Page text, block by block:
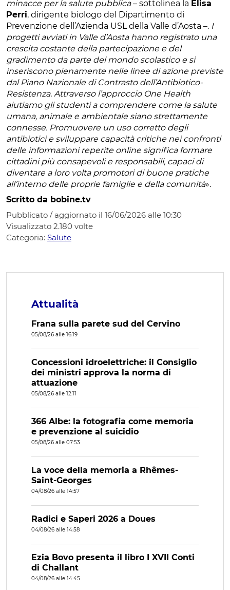
minacce per la salute pubblica– sottolinea la Elisa
Perri, dirigente biologo del Dipartimento di
Prevenzione dell’Azienda USL della Valle d’Aosta –. I
progetti avviati in Valle d’Aosta hanno registrato una
crescita costante della partecipazione e del
gradimento da parte del mondo scolastico e si
inseriscono pienamente nelle linee di azione previste
dal Piano Nazionale di Contrasto dell’Antibiotico-
Resistenza. Attraverso l’approccio One Health
aiutiamo gli studenti a comprendere come la salute
umana, animale e ambientale siano strettamente
connesse. Promuovere un uso corretto degli
antibiotici e sviluppare capacità critiche nei confronti
delle informazioni reperite online significa formare
cittadini più consapevoli e responsabili, capaci di
diventare a loro volta promotori di buone pratiche
all’interno delle proprie famiglie e della comunità».
Scritto da bobine.tv
Pubblicato / aggiornato il 16/06/2026 alle 10:30
Visualizzato 2.180 volte
Categoria: Salute
Attualità
Frana sulla parete sud del Cervino
05/08/26 alle 16:19
Concessioni idroelettriche: il Consiglio
dei ministri approva la norma di
attuazione
05/08/26 alle 12:11
366 Albe: la fotografia come memoria
e prevenzione al suicidio
05/08/26 alle 07:53
La voce della memoria a Rhêmes-
Saint-Georges
04/08/26 alle 14:57
Radici e Saperi 2026 a Doues
04/08/26 alle 14:58
Ezia Bovo presenta il libro I XVII Conti
di Challant
04/08/26 alle 14:45